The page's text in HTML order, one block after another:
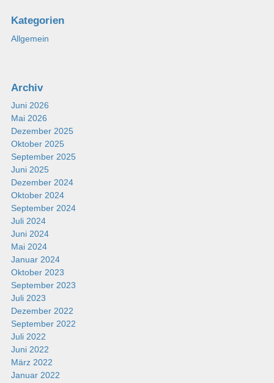
Kategorien
Allgemein
Archiv
Juni 2026
Mai 2026
Dezember 2025
Oktober 2025
September 2025
Juni 2025
Dezember 2024
Oktober 2024
September 2024
Juli 2024
Juni 2024
Mai 2024
Januar 2024
Oktober 2023
September 2023
Juli 2023
Dezember 2022
September 2022
Juli 2022
Juni 2022
März 2022
Januar 2022